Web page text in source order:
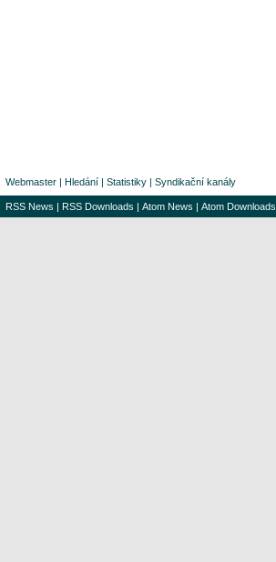
Webmaster | Hledání | Statistiky | Syndikační kanály
RSS News | RSS Downloads | Atom News | Atom Downloads